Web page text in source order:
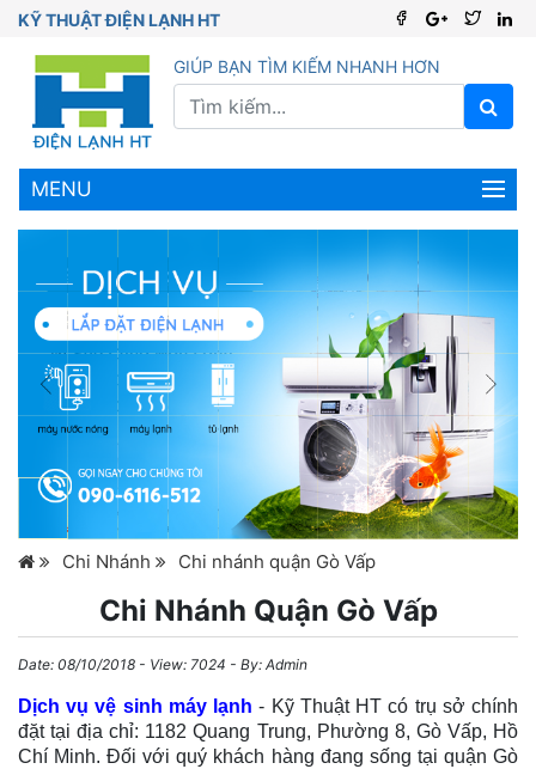
KỸ THUẬT ĐIỆN LẠNH HT
GIÚP BẠN TÌM KIẾM NHANH HƠN
MENU
Chi Nhánh Chi nhánh quận Gò Vấp
Chi Nhánh Quận Gò Vấp
Date: 08/10/2018 - View: 7024 - By: Admin
Dịch vụ vệ sinh máy lạnh - Kỹ Thuật HT có trụ sở chính
đặt tại địa chỉ: 1182 Quang Trung, Phường 8, Gò Vấp, Hồ
Chí Minh. Đối với quý khách hàng đang sống tại quận Gò